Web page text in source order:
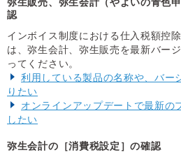
認
インボイス制度における仕入税額控
は、弥生会計、弥生販売を最新バー
ってください。
利用している製品の名称や、バー
りたい
オンラインアップデートで最新の
したい
弥生会計の［消費税設定］の確認